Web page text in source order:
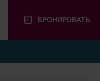
БРОНИРОВАТЬ